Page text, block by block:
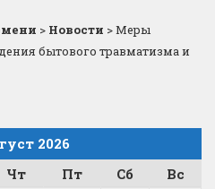
> Новости >Меры
бытового травматизма и
2026
Чт Пт Сб
Вс